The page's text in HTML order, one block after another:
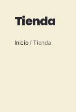
Tienda
Inicio/ Tienda